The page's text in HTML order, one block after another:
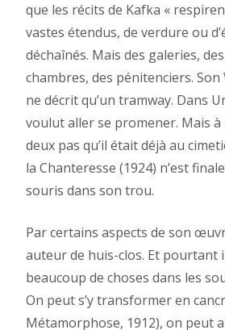
que les récits de Kafka «
vastes étendus, de verdure ou
déchaînés. Mais des galeries,
chambres, des pénitenciers. Son
ne décrit qu’un tramway. Dans
voulut aller se promener. Mais
deux pas qu’il était déjà au
la Chanteresse (1924) n’est
souris dans son trou.
Par certains aspects de son
auteur de huis-clos. Et pourtant
beaucoup de choses dans les
On peut s’y transformer en
Métamorphose, 1912), on peut